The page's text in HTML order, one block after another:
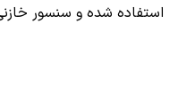
استفاده شده و سنسور